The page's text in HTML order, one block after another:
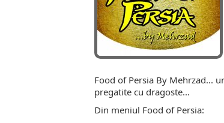
Food of Persia By Mehrzad...
pregatite cu dragoste...
Din meniul Food of Persia: